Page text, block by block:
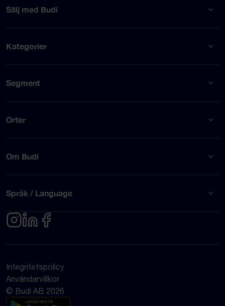
Sälj med Budi
Kategorier
Segment
Orter
Om Budi
Språk / Language
Integritetspolicy
Användarvillkor
© Budi AB 2026